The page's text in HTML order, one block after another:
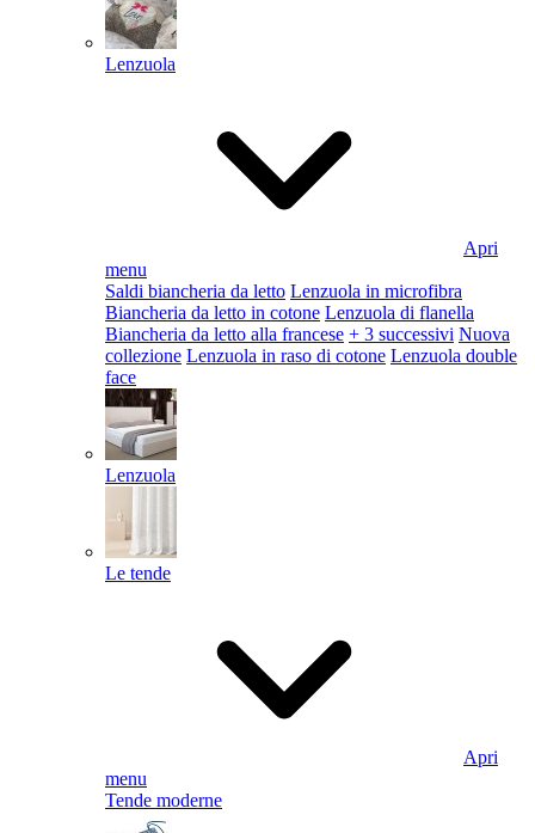
Lenzuola
Apri
menu
Saldi biancheria da letto Lenzuola in microfibra
Biancheria da letto in cotone Lenzuola di flanella
Biancheria da letto alla francese + 3 successivi Nuova
collezione Lenzuola in raso di cotone Lenzuola double
face
Lenzuola
Le tende
Apri
menu
Tende moderne